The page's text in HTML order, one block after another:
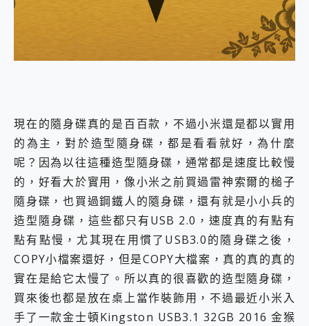
自帶線的 有線無線都能充 ONPRO MagReact M5 10000mAh 5合1 磁吸無線急速行動電源 開箱 評測
25種洗烘模式一機搞定! Roborock 衣莉莎白 H1 Neo分子篩洗脫烘 AI 滾筒洗衣機
給 MSI Claw 系列電競掌機 最完美的家 MSI Nest Docking Station 掌機專屬擴充底座 開箱 評測
B&O 精品級音響! Home+ 中嘉寬頻 SoundBox 劇院串流盒 開箱 評測
2億 APO蔡司長焦神機降臨~ vivo X200 Pro、vivo X200 就是這麼好拍
EaseUS Vocal Remover 免費線上去聲器一鍵去除人聲 人聲 音樂分離 2024 消除人聲推薦
3 個超值 MHN 飛人工具分享~~ iToolab AnyGo 魔物獵人 Now飛人 ios教學 不出門也可以到處走
Locawhere AnyTo 寶可夢飛人 AnyTo 不出門也可以飛遍全世界
小體積 40000mAh 超大容量 一次充5個設備 充好充滿 CUKTECH 酷態科 300W 微型充電站 開箱 評測
磁碟系統大風吹 有了 磁碟管理程式 EaseUS Partition Master 就是這麼簡單
全新 SONY Xperia 1 VI 開箱! 相機實測! 長焦覆蓋更遠更清晰、2日長續航、頂尖影音娛樂效能~
Xiaomi 14 Ultra 開箱 評測~ 有深度的 Leica 影像旗艦手機! 加碼小旗艦 Xiaomi 14 開箱 評測
vivo TWS 3e 真無線藍牙耳機智慧降噪升級、音質明亮溫潤，並支援雙設備連接~
現在的隨身碟真的是百百款，不過小米還是都以實用
的為主，對於造型隨身碟，都是看看就好，為什麼
呢？因為以往這種造型隨身碟，通常都是速度比較慢
的，好看大於實用，像小米之前買過雷神索爾的槌子
隨身碟，也買過鋼鐵人的隨身碟，還有就是小小兵的
造型隨身碟，這些都只有USB 2.0，速度真的有點有
點有點慢，尤其現在用慣了USB3.0的隨身碟之後，
COPY小檔案還好，但是COPY大檔案，真的真的真的
實在是給它太慢了。所以真的很喜歡的造型隨身碟，
買來後也都是放在桌上當作裝飾用，不過最近小米入
手了一款金士頓Kingston USB3.1 32GB 2016 金猴